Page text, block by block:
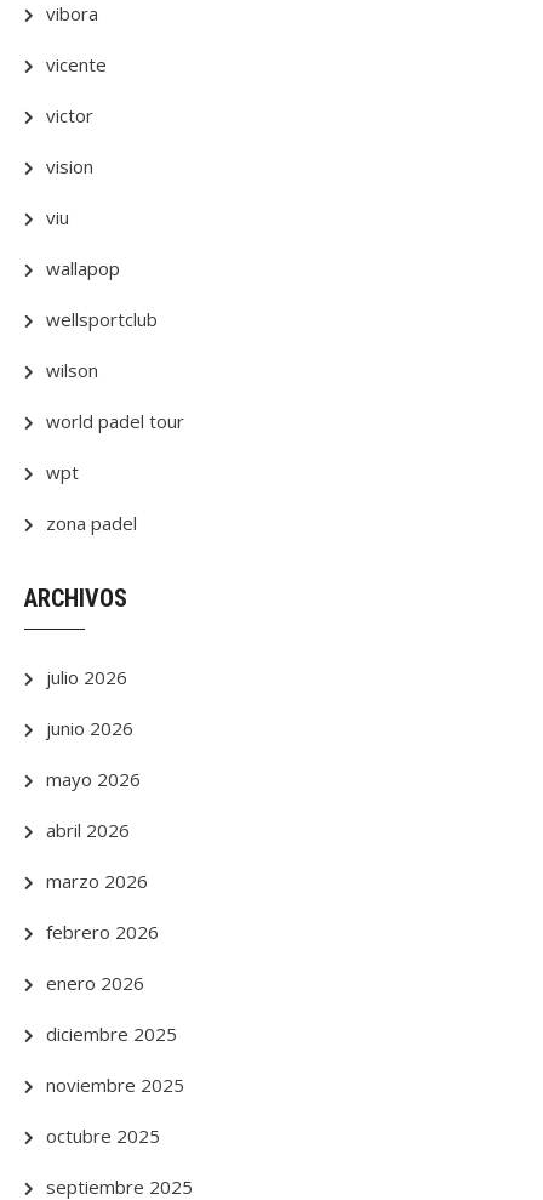
vibora
vicente
victor
vision
viu
wallapop
wellsportclub
wilson
world padel tour
wpt
zona padel
ARCHIVOS
julio 2026
junio 2026
mayo 2026
abril 2026
marzo 2026
febrero 2026
enero 2026
diciembre 2025
noviembre 2025
octubre 2025
septiembre 2025